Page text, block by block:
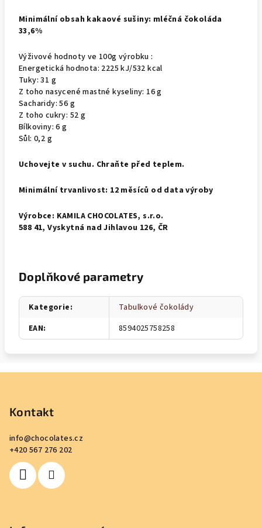
Minimální obsah kakaové sušiny: mléčná čokoláda
33,6%
Výživové hodnoty ve 100g výrobku :
Energetická hodnota: 2225 kJ/532 kcal
Tuky: 31 g
Z toho nasycené mastné kyseliny: 16 g
Sacharidy: 56 g
Z toho cukry: 52 g
Bílkoviny: 6 g
Sůl: 0,2 g
Uchovejte v suchu. Chraňte před teplem.
Minimální trvanlivost: 12 měsíců od data výroby
Výrobce: KAMILA CHOCOLATES, s.r.o.
588 41, Vyskytná nad Jihlavou 126, ČR
Doplňkové parametry
Kategorie:
Tabulkové čokolády
EAN: 8594025758258
Kontakt
info@chocolates.cz
+420 567 276 202